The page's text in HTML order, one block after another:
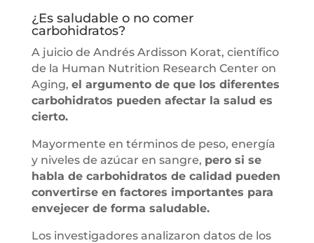
¿Es saludable o no comer
carbohidratos?
A juicio de Andrés Ardisson Korat, científico
de la Human Nutrition Research Center on
Aging, el argumento de que los diferentes
carbohidratos pueden afectar la salud es
cierto.
Mayormente en términos de peso, energía
y niveles de azúcar en sangre, pero si se
habla de carbohidratos de calidad pueden
convertirse en factores importantes para
envejecer de forma saludable.
Los investigadores analizaron datos de los